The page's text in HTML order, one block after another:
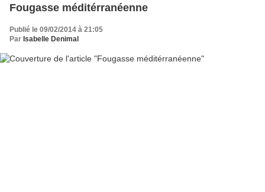
Fougasse méditérranéenne
Publié le 09/02/2014 à 21:05
Par Isabelle Denimal